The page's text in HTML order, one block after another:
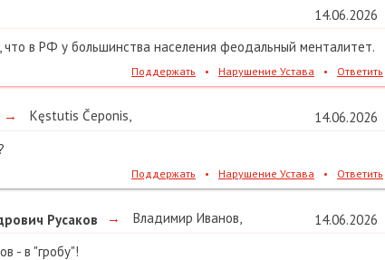
14.06.2026
что в РФ у большинства населения феодальный менталитет.
Поддержать • Нарушение Устава • Ответить
→ Kęstutis Čeponis, 14.06.2026
Поддержать • Нарушение Устава • Ответить
Русаков → Владимир Иванов, 14.06.2026
- в "гробу"!